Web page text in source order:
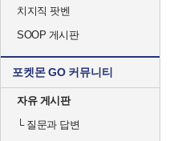
치지직 팟벤
SOOP 게시판
포켓몬 GO 커뮤니티
자유 게시판
└질문과 답변